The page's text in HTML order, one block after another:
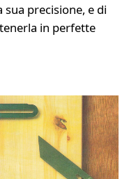
precisione, e di
in perfette